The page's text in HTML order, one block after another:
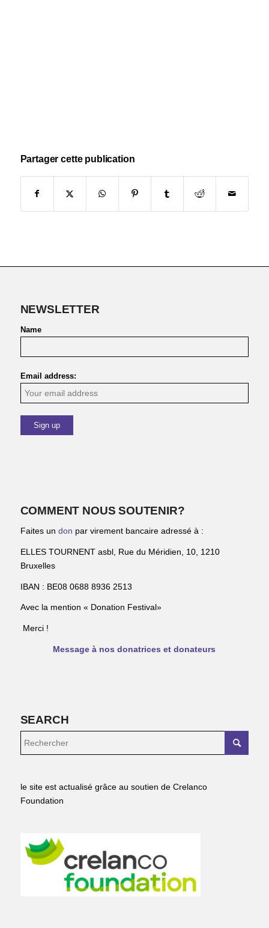
Partager cette publication
NEWSLETTER
Name
Email address:
COMMENT NOUS SOUTENIR?
Faites un don par virement bancaire adressé à :
ELLES TOURNENT asbl, Rue du Méridien, 10, 1210
Bruxelles
IBAN : BE08 0688 8936 2513
Avec la mention « Donation Festival»
Merci !
Message à nos donatrices et donateurs
SEARCH
le site est actualisé grâce au soutien de Crelanco
Foundation